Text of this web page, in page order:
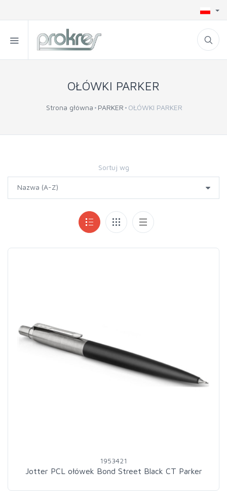
OŁÓWKI PARKER
Strona główna PARKER OŁÓWKI PARKER
Sortuj wg
1953421
Jotter PCL ołówek Bond Street Black CT Parker